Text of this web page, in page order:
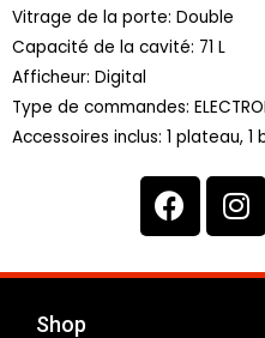
Vitrage de la porte: Double
Capacité de la cavité: 71 L
Afficheur: Digital
Type de commandes:
Accessoires inclus: 1 plateau,
Shop